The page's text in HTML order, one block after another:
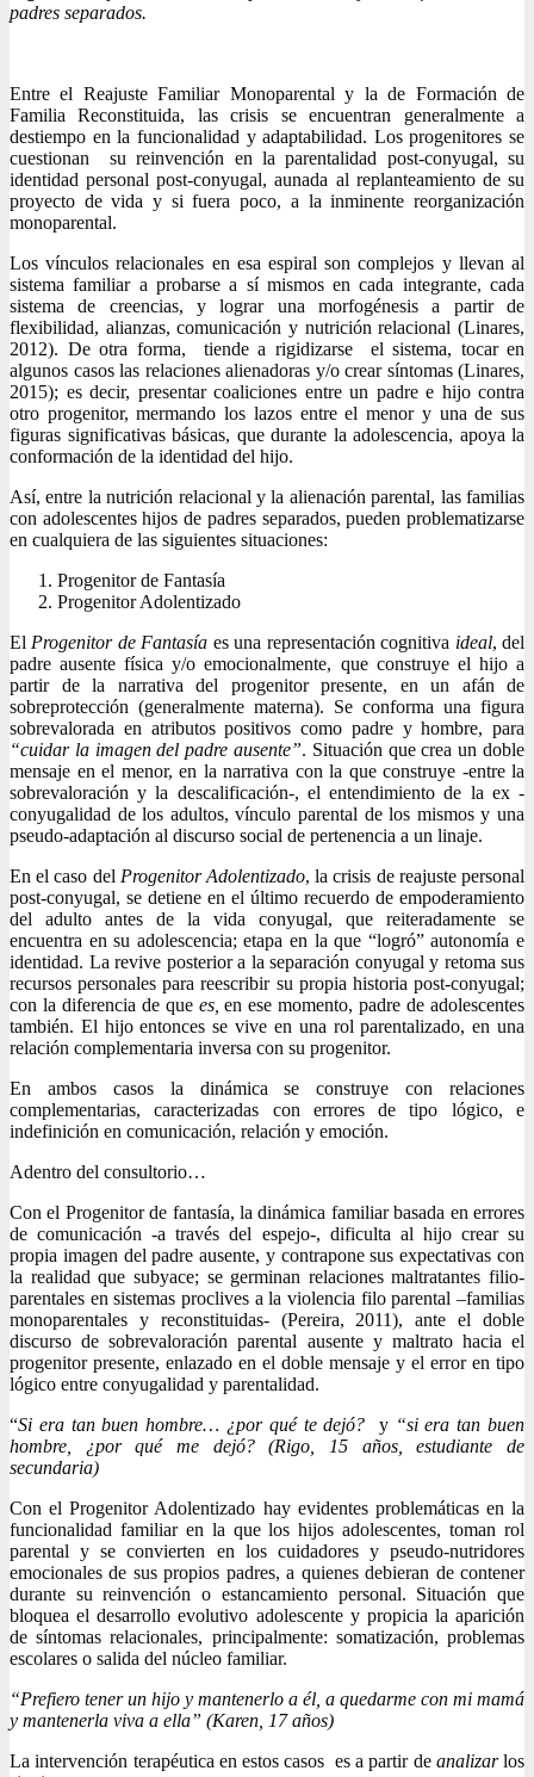
padres separados.
Entre el Reajuste Familiar Monoparental y la de Formación de
Familia Reconstituida, las crisis se encuentran generalmente a
destiempo en la funcionalidad y adaptabilidad. Los progenitores se
cuestionan su reinvención en la parentalidad post-conyugal, su
identidad personal post-conyugal, aunada al replanteamiento de su
proyecto de vida y si fuera poco, a la inminente reorganización
monoparental.
Los vínculos relacionales en esa espiral son complejos y llevan al
sistema familiar a probarse a sí mismos en cada integrante, cada
sistema de creencias, y lograr una morfogénesis a partir de
flexibilidad, alianzas, comunicación y nutrición relacional (Linares,
2012). De otra forma, tiende a rigidizarse el sistema, tocar en
algunos casos las relaciones alienadoras y/o crear síntomas (Linares,
2015); es decir, presentar coaliciones entre un padre e hijo contra
otro progenitor, mermando los lazos entre el menor y una de sus
figuras significativas básicas, que durante la adolescencia, apoya la
conformación de la identidad del hijo.
Así, entre la nutrición relacional y la alienación parental, las familias
con adolescentes hijos de padres separados, pueden problematizarse
en cualquiera de las siguientes situaciones:
Progenitor de Fantasía
Progenitor Adolentizado
El Progenitor de Fantasía es una representación cognitiva ideal, del
padre ausente física y/o emocionalmente, que construye el hijo a
partir de la narrativa del progenitor presente, en un afán de
sobreprotección (generalmente materna). Se conforma una figura
sobrevalorada en atributos positivos como padre y hombre, para
“cuidar la imagen del padre ausente”. Situación que crea un doble
mensaje en el menor, en la narrativa con la que construye -entre la
sobrevaloración y la descalificación-, el entendimiento de la ex -
conyugalidad de los adultos, vínculo parental de los mismos y una
pseudo-adaptación al discurso social de pertenencia a un linaje.
En el caso del Progenitor Adolentizado, la crisis de reajuste personal
post-conyugal, se detiene en el último recuerdo de empoderamiento
del adulto antes de la vida conyugal, que reiteradamente se
encuentra en su adolescencia; etapa en la que “logró” autonomía e
identidad. La revive posterior a la separación conyugal y retoma sus
recursos personales para reescribir su propia historia post-conyugal;
con la diferencia de que es, en ese momento, padre de adolescentes
también. El hijo entonces se vive en una rol parentalizado, en una
relación complementaria inversa con su progenitor.
En ambos casos la dinámica se construye con relaciones
complementarias, caracterizadas con errores de tipo lógico, e
indefinición en comunicación, relación y emoción.
Adentro del consultorio…
Con el Progenitor de fantasía, la dinámica familiar basada en errores
de comunicación -a través del espejo-, dificulta al hijo crear su
propia imagen del padre ausente, y contrapone sus expectativas con
la realidad que subyace; se germinan relaciones maltratantes filio-
parentales en sistemas proclives a la violencia filo parental –familias
monoparentales y reconstituidas- (Pereira, 2011), ante el doble
discurso de sobrevaloración parental ausente y maltrato hacia el
progenitor presente, enlazado en el doble mensaje y el error en tipo
lógico entre conyugalidad y parentalidad.
“Si era tan buen hombre… ¿por qué te dejó? y “si era tan buen
hombre, ¿por qué me dejó? (Rigo, 15 años, estudiante de
secundaria)
Con el Progenitor Adolentizado hay evidentes problemáticas en la
funcionalidad familiar en la que los hijos adolescentes, toman rol
parental y se convierten en los cuidadores y pseudo-nutridores
emocionales de sus propios padres, a quienes debieran de contener
durante su reinvención o estancamiento personal. Situación que
bloquea el desarrollo evolutivo adolescente y propicia la aparición
de síntomas relacionales, principalmente: somatización, problemas
escolares o salida del núcleo familiar.
“Prefiero tener un hijo y mantenerlo a él, a quedarme con mi mamá
y mantenerla viva a ella” (Karen, 17 años)
La intervención terapéutica en estos casos es a partir de analizarlos